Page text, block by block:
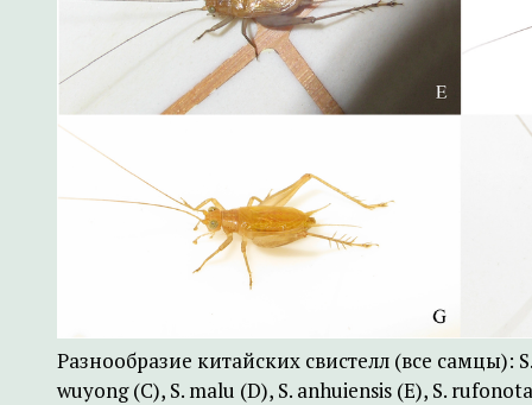
Разнообразие китайских свистелл (все самцы):
wuyong (C), S. malu (D), S. anhuiensis (E), S.